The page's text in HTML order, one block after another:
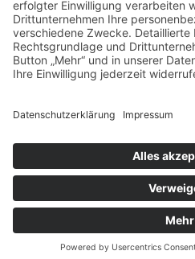
SHOP
IMPRESSUM|
© 2026 inotec AP GmbH -